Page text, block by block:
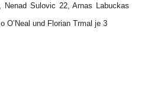
Sulovic 22, Arnas Labuckas
O’Neal und Florian Trmal je 3